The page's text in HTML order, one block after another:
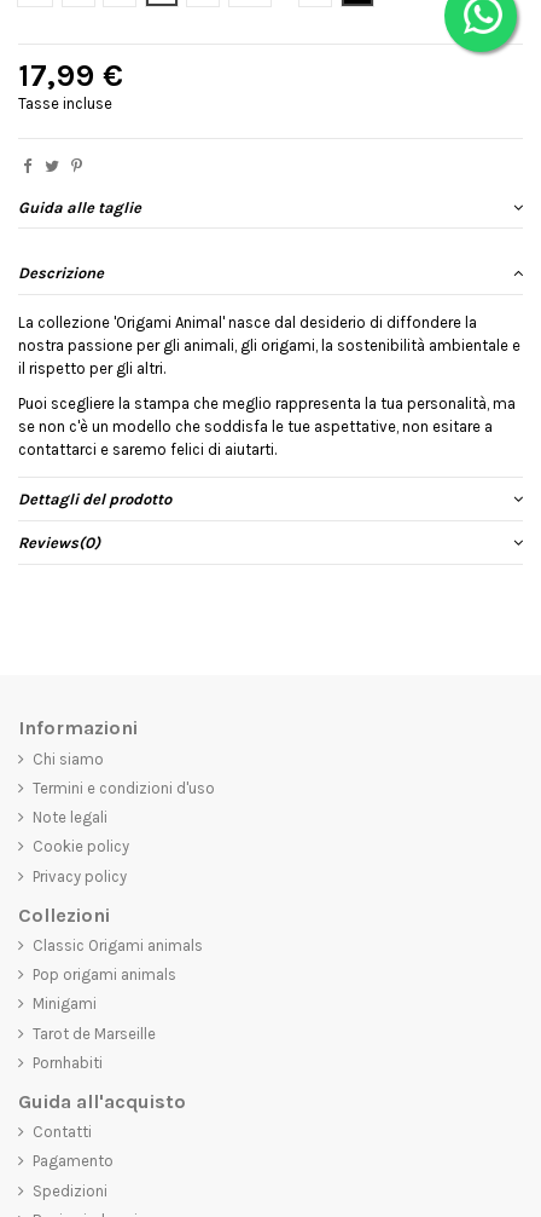
17,99 €
Tasse incluse
Guida alle taglie
Descrizione
La collezione 'Origami Animal' nasce dal desiderio di diffondere la
nostra passione per gli animali, gli origami, la sostenibilità ambientale e
il rispetto per gli altri.
Puoi scegliere la stampa che meglio rappresenta la tua personalità, ma
se non c'è un modello che soddisfa le tue aspettative, non esitare a
contattarci e saremo felici di aiutarti.
Dettagli del prodotto
Reviews(0)
Informazioni
Chi siamo
Termini e condizioni d'uso
Note legali
Cookie policy
Privacy policy
Collezioni
Classic Origami animals
Pop origami animals
Minigami
Tarot de Marseille
Pornhabiti
Guida all'acquisto
Contatti
Pagamento
Spedizioni